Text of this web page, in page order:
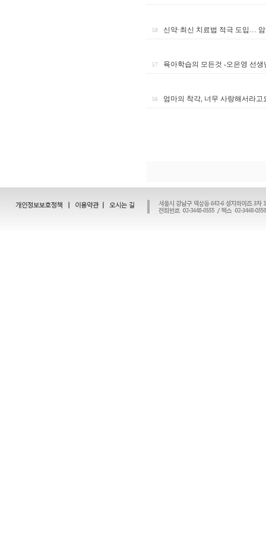
58 신약·최신 치료법 적극 도입…
57 육아학습의 모든것 -오은영 선생
56 엄마의 착각, 너무 사랑해서라고